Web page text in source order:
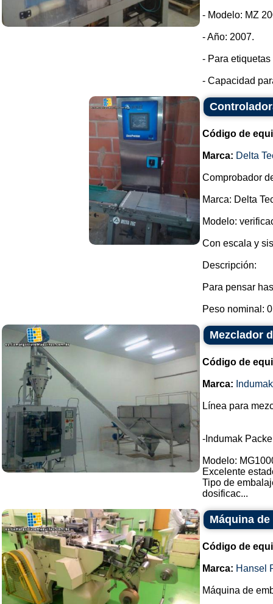
- Modelo: MZ
- Año: 2007.
- Para etiquetas
- Capacidad
Código de
Marca: Delta
Comprobador
Marca: Delta
Modelo:
Con escala y
Descripción:
Para pensar
Peso nominal:
Mezclador
Código de
Marca: Indumak
Línea para
-Indumak
Modelo:
Excelente
Tipo de
dosificac...
Máquina
Código de
Marca: Hansel
Máquina de